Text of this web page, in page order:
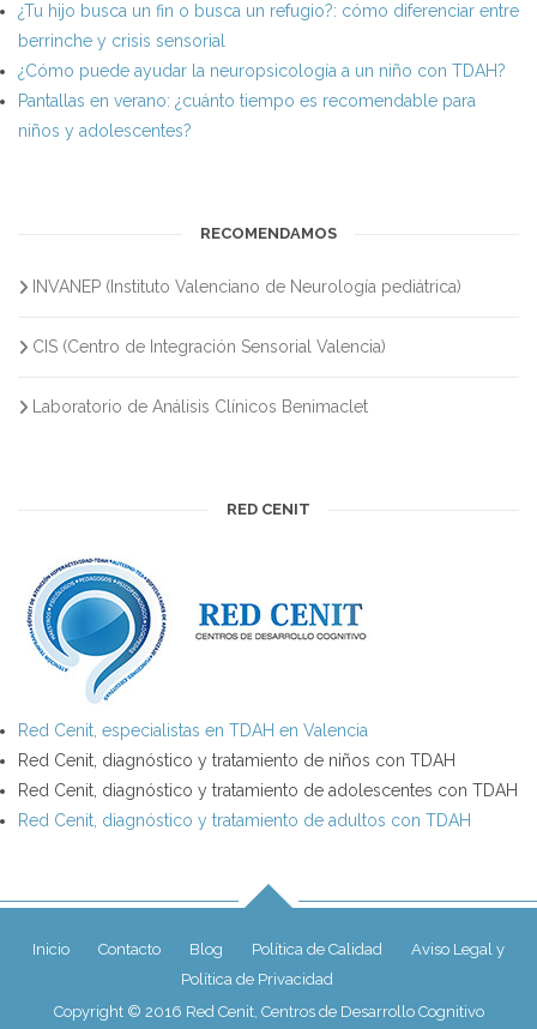
¿Tu hijo busca un fin o busca un refugio?: cómo diferenciar entre
berrinche y crisis sensorial
¿Cómo puede ayudar la neuropsicología a un niño con TDAH?
Pantallas en verano: ¿cuánto tiempo es recomendable para
niños y adolescentes?
RECOMENDAMOS
INVANEP (Instituto Valenciano de Neurología pediátrica)
CIS (Centro de Integración Sensorial Valencia)
Laboratorio de Análisis Clínicos Benimaclet
RED CENIT
Red Cenit, especialistas en TDAH en Valencia
Red Cenit, diagnóstico y tratamiento de niños con TDAH
Red Cenit, diagnóstico y tratamiento de adolescentes con TDAH
Red Cenit, diagnóstico y tratamiento de adultos con TDAH
Inicio Contacto Blog Política de Calidad
Aviso Legal y
Política de Privacidad
Copyright © 2016 Red Cenit, Centros de Desarrollo Cognitivo